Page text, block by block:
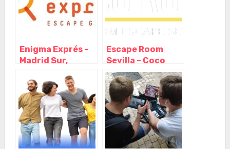
Enigma Exprés –
Madrid Sur,
Escape Room
Sevilla – Coco
Room, Sevilla –
Andalucia